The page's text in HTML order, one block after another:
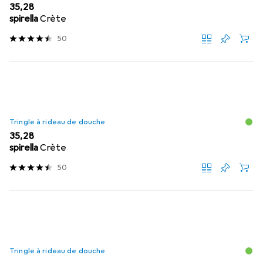
EUR
35,28
spirellaCrète
50
Tringle à rideau de douche
EUR
35,28
spirellaCrète
50
Tringle à rideau de douche